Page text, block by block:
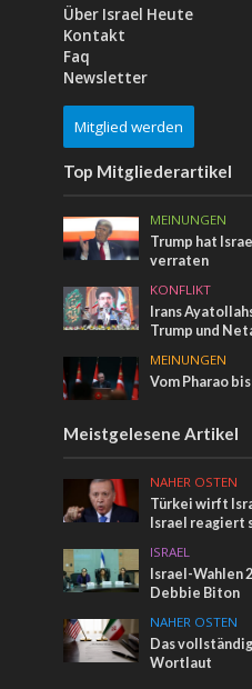
Über Israel Heute
Kontakt
Faq
Newsletter
Mitglied werden
Top Mitgliederartikel
MEINUNGEN
Trump hat
verraten
KONFLIKT
Irans
Trump und
MEINUNGEN
Vom Pharao
Meistgelesene Artikel
NAHER OSTEN
Türkei wirft
Israel reagiert
ISRAEL
Israel-Wahlen
Debbie Biton
NAHER OSTEN
Das
Wortlaut